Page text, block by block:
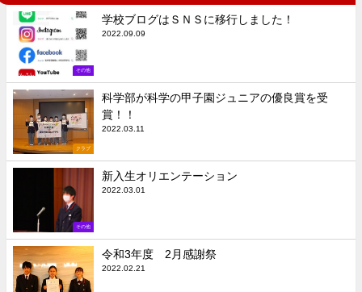
その他
学校ブログはＳＮＳに移行しました！
2022.09.09
クラブ
科学部が科学の甲子園ジュニアの優良賞を受
賞！！
2022.03.11
その他
新入生オリエンテーション
2022.03.01
令和3年度 2月感謝祭
2022.02.21